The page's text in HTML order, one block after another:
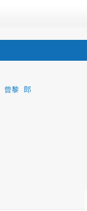
曾黎 郎